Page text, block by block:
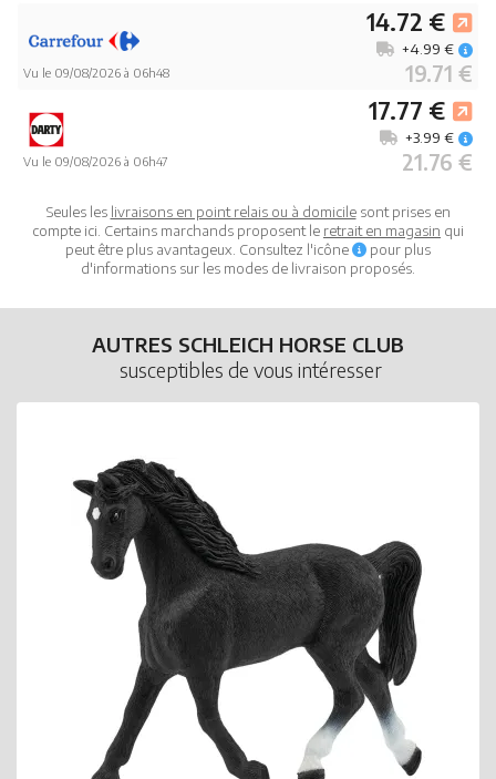
Vu le 09/08/2026 à 06h48
14.72 €
19.71 €
+4.99 €
Vu le 09/08/2026 à 06h47
17.77 €
21.76 €
+3.99 €
Seules les livraisons en point relais ou à domicilesont prises en
compte ici. Certains marchands proposent le retrait en magasin qui
peut être plus avantageux. Consultez l'icône
pour plus
d'informations sur les modes de livraison proposés.
AUTRES SCHLEICH HORSE CLUB
susceptibles de vous intéresser